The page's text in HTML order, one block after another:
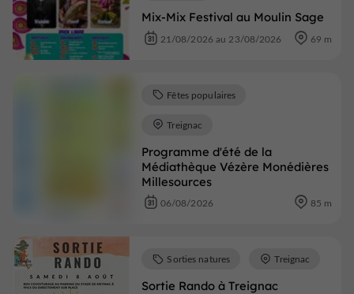
Mix-Mix Festival au Moulin Sage
21/08/2026 au 23/08/2026 69 m
Programme d'été de la
Médiathèque Vézère Monédières
Millesources
Fêtes populaires
Treignac
06/08/2026 85 m
Sortie Rando à Treignac
Sorties natures Treignac